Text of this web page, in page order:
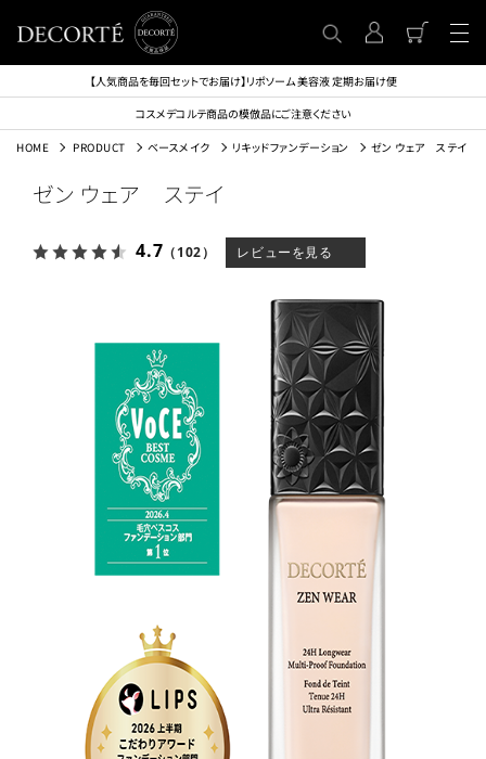
【人気商品を毎回セットでお届け】リポソーム 美容液 定期お届け便
コスメデコルテ商品の模倣品にご注意ください
HOME PRODUCT ベースメイク リキッドファンデーション ゼン ウェア ステイ
ゼン ウェア ステイ
4.7 （102） レビューを見る